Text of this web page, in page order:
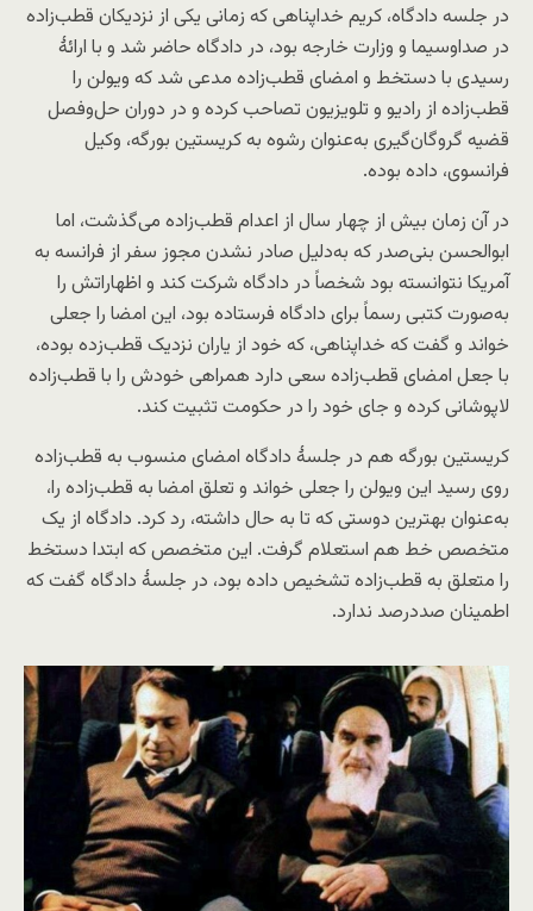
در جلسه دادگاه، کریم خداپناهی که زمانی یکی از نزدیکان قطب‌زاده
در صداوسیما و وزارت خارجه بود، در دادگاه حاضر شد و با ارائهٔ
رسیدی با دستخط و امضای قطب‌زاده مدعی شد که ویولن را
قطب‌زاده از رادیو و تلویزیون تصاحب کرده و در دوران حل‌وفصل
قضیه گروگان‌گیری به‌عنوان رشوه به کریستین بورگه، وکیل
فرانسوی، داده بوده.
در آن زمان بیش از چهار سال از اعدام قطب‌زاده می‌گذشت، اما
ابوالحسن بنی‌صدر که به‌دلیل صادر نشدن مجوز سفر از فرانسه به
آمریکا نتوانسته بود شخصاً در دادگاه شرکت کند و اظهاراتش را
به‌صورت کتبی رسماً برای دادگاه فرستاده بود، این امضا را جعلی
خواند و گفت که خداپناهی، که خود از یاران نزدیک قطب‌زده بوده،
با جعل امضای قطب‌زاده سعی دارد همراهی خودش را با قطب‌زاده
لاپوشانی کرده و جای خود را در حکومت تثبیت کند.
کریستین بورگه هم در جلسهٔ دادگاه امضای منسوب به قطب‌زاده
روی رسید این ویولن را جعلی خواند و تعلق امضا به قطب‌زاده را،
به‌عنوان بهترین دوستی که تا به حال داشته، رد کرد. دادگاه از یک
متخصص خط هم استعلام گرفت. این متخصص که ابتدا دستخط
را متعلق به قطب‌زاده تشخیص داده بود، در جلسهٔ دادگاه گفت که
اطمینان صددرصد ندارد.